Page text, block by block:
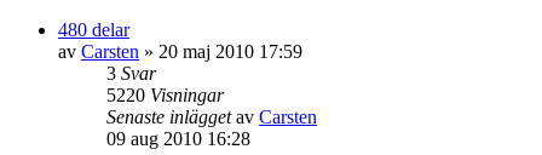
480 delar
av Carsten » 20 maj 2010 17:59
3 Svar
5220 Visningar
Senaste inläggetav Carsten
09 aug 2010 16:28